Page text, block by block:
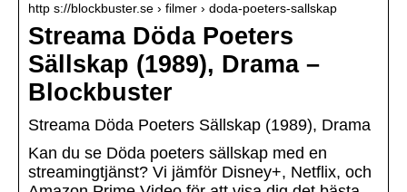
http s://blockbuster.se › filmer › doda-poeters-sallskap
Streama Döda Poeters
Sällskap (1989), Drama –
Blockbuster
Streama Döda Poeters Sällskap (1989), Drama
Kan du se Döda poeters sällskap med en
streamingtjänst? Vi jämför Disney+, Netflix, och